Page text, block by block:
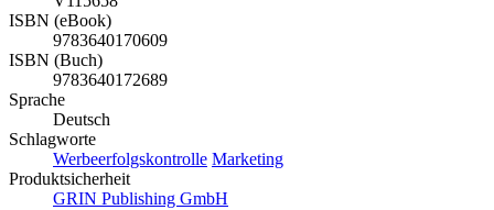
ISBN (eBook)
9783640170609
ISBN (Buch)
9783640172689
Sprache
Deutsch
Schlagworte
Werbeerfolgskontrolle Marketing
Produktsicherheit
GRIN Publishing GmbH